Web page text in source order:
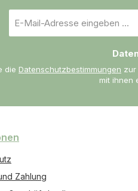
Mail-
die Datenschutzbestimmungen zur
mit ihnen
Zahlung